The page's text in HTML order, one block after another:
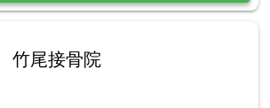
竹尾接骨院